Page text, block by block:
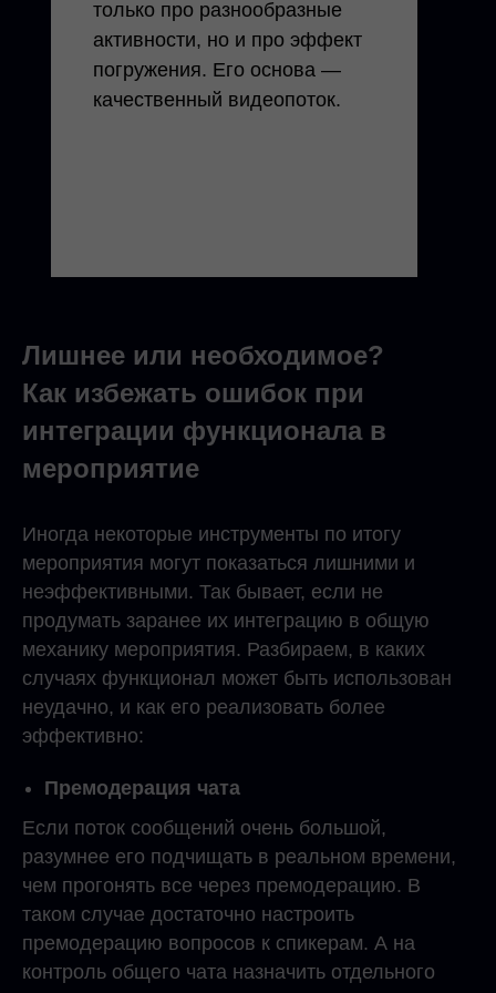
только про разнообразные
активности, но и про эффект
погружения. Его основа —
качественный видеопоток.
Лишнее или необходимое?
Как избежать ошибок при
интеграции функционала в
мероприятие
Иногда некоторые инструменты по итогу
мероприятия могут показаться лишними и
неэффективными. Так бывает, если не
продумать заранее их интеграцию в общую
механику мероприятия. Разбираем, в каких
случаях функционал может быть использован
неудачно, и как его реализовать более
эффективно:
Премодерация чата
Если поток сообщений очень большой,
разумнее его подчищать в реальном времени,
чем прогонять все через премодерацию. В
таком случае достаточно настроить
премодерацию вопросов к спикерам. А на
контроль общего чата назначить отдельного